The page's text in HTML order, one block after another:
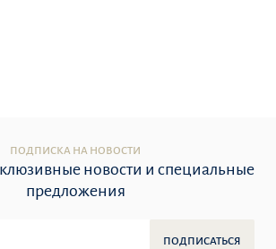
ПОДПИСКА НА НОВОСТИ
новости и специальные
предложения
ПОДПИСАТЬСЯ